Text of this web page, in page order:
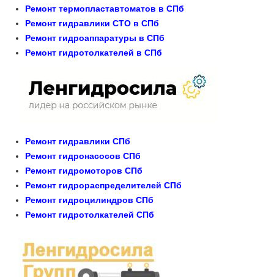
Ремонт термопластавтоматов в СПб
Ремонт гидравлики СТО в СПб
Ремонт гидроаппаратуры в СПб
Ремонт гидротолкателей в СПб
Ремонт гидравлики СПб
Ремонт гидронасосов СПб
Ремонт гидромоторов СПб
Ремонт гидрораспределителей СПб
Ремонт гидроцилиндров СПб
Ремонт гидротолкателей СПб